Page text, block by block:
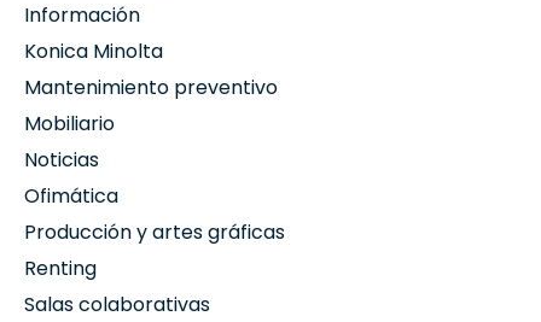
Información
Konica Minolta
Mantenimiento preventivo
Mobiliario
Noticias
Ofimática
Producción y artes gráficas
Renting
Salas colaborativas